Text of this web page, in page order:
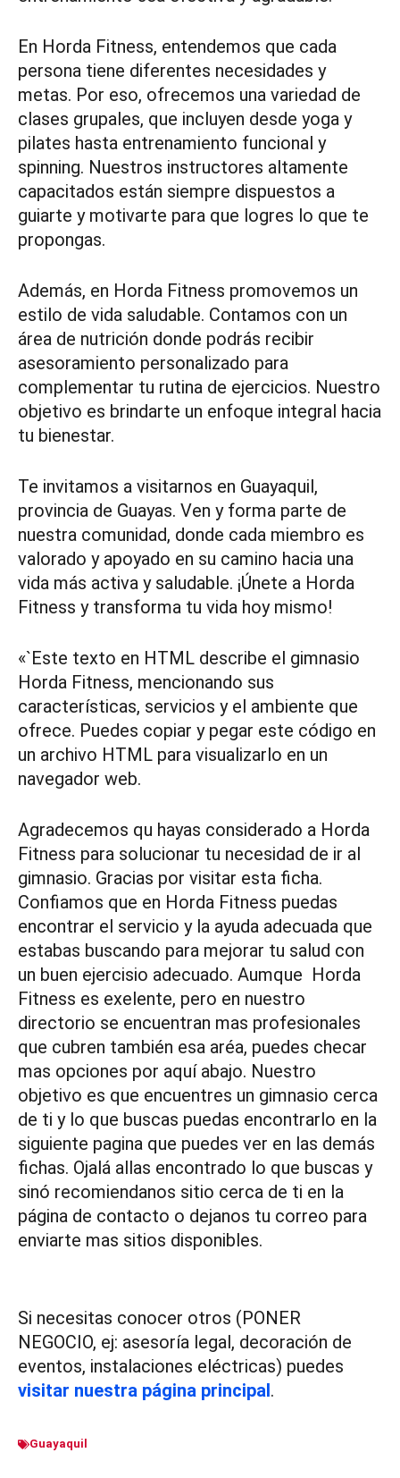
En Horda Fitness, entendemos que cada
persona tiene diferentes necesidades y
metas. Por eso, ofrecemos una variedad de
clases grupales, que incluyen desde yoga y
pilates hasta entrenamiento funcional y
spinning. Nuestros instructores altamente
capacitados están siempre dispuestos a
guiarte y motivarte para que logres lo que te
propongas.
Además, en Horda Fitness promovemos un
estilo de vida saludable. Contamos con un
área de nutrición donde podrás recibir
asesoramiento personalizado para
complementar tu rutina de ejercicios. Nuestro
objetivo es brindarte un enfoque integral hacia
tu bienestar.
Te invitamos a visitarnos en Guayaquil,
provincia de Guayas. Ven y forma parte de
nuestra comunidad, donde cada miembro es
valorado y apoyado en su camino hacia una
vida más activa y saludable. ¡Únete a Horda
Fitness y transforma tu vida hoy mismo!
«`Este texto en HTML describe el gimnasio
Horda Fitness, mencionando sus
características, servicios y el ambiente que
ofrece. Puedes copiar y pegar este código en
un archivo HTML para visualizarlo en un
navegador web.
Agradecemos qu hayas considerado a Horda
Fitness para solucionar tu necesidad de ir al
gimnasio. Gracias por visitar esta ficha.
Confiamos que en Horda Fitness puedas
encontrar el servicio y la ayuda adecuada que
estabas buscando para mejorar tu salud con
un buen ejercisio adecuado. Aumque Horda
Fitness es exelente, pero en nuestro
directorio se encuentran mas profesionales
que cubren también esa aréa, puedes checar
mas opciones por aquí abajo. Nuestro
objetivo es que encuentres un gimnasio cerca
de ti y lo que buscas puedas encontrarlo en la
siguiente pagina que puedes ver en las demás
fichas. Ojalá allas encontrado lo que buscas y
sinó recomiendanos sitio cerca de ti en la
página de contacto o dejanos tu correo para
enviarte mas sitios disponibles.
Si necesitas conocer otros (PONER
NEGOCIO, ej: asesoría legal, decoración de
eventos, instalaciones eléctricas) puedes
visitar nuestra página principal.
Guayaquil